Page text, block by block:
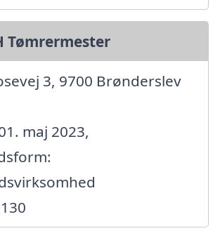
Tømrermester
3, 9700 Brønderslev
maj 2023,